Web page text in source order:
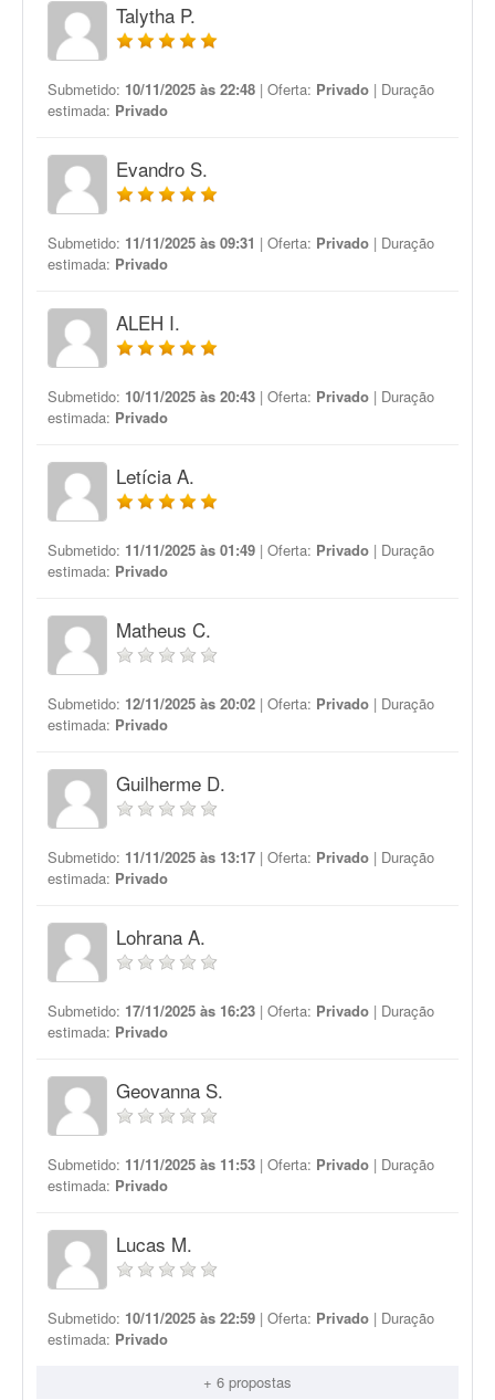
Talytha P.
Submetido: 10/11/2025 às 22:48 | Oferta: Privado | Duração
estimada: Privado
Evandro S.
Submetido: 11/11/2025 às 09:31 | Oferta: Privado | Duração
estimada: Privado
ALEH I.
Submetido: 10/11/2025 às 20:43 | Oferta: Privado | Duração
estimada: Privado
Letícia A.
Submetido: 11/11/2025 às 01:49 | Oferta: Privado | Duração
estimada: Privado
Matheus C.
Submetido: 12/11/2025 às 20:02 | Oferta: Privado | Duração
estimada: Privado
Guilherme D.
Submetido: 11/11/2025 às 13:17 | Oferta: Privado | Duração
estimada: Privado
Lohrana A.
Submetido: 17/11/2025 às 16:23 | Oferta: Privado | Duração
estimada: Privado
Geovanna S.
Submetido: 11/11/2025 às 11:53 | Oferta: Privado | Duração
estimada: Privado
Lucas M.
Submetido: 10/11/2025 às 22:59 | Oferta: Privado | Duração
estimada: Privado
+ 6 propostas